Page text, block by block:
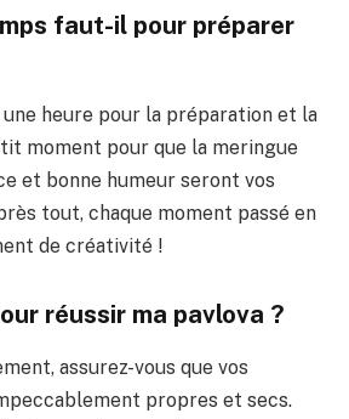
faut-il pour préparer
heure pour la préparation et la
moment pour que la meringue
et bonne humeur seront vos
tout, chaque moment passé en
de créativité !
réussir ma pavlova ?
assurez-vous que vos
propres et secs.